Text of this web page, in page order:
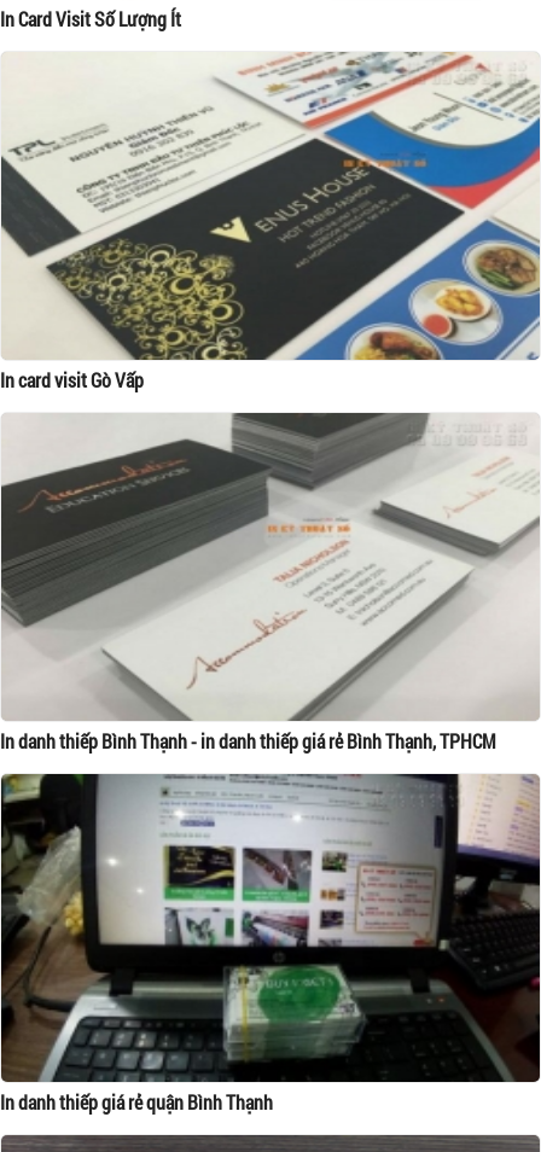
In Card Visit Số Lượng Ít
In card visit Gò Vấp
In danh thiếp Bình Thạnh - in danh thiếp giá rẻ Bình Thạnh, TPHCM
In danh thiếp giá rẻ quận Bình Thạnh